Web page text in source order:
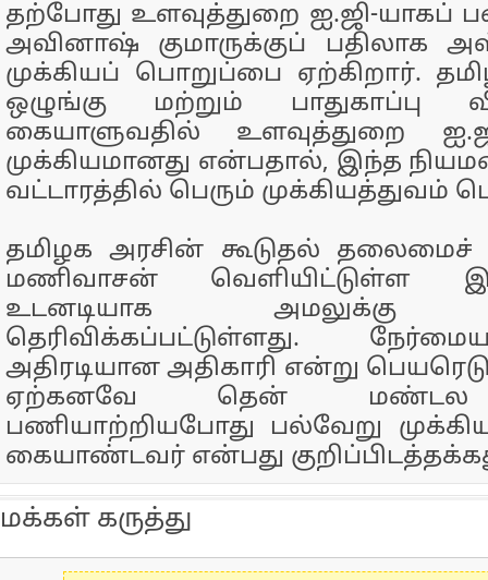
தற்போது உளவுத்துறை ஐ.ஜி-யாகப்
அவினாஷ் குமாருக்குப் பதிலாக
முக்கியப் பொறுப்பை ஏற்கிறார்.
ஒழுங்கு மற்றும் பாதுகாப்பு
கையாளுவதில் உளவுத்துறை
முக்கியமானது என்பதால், இந்த
வட்டாரத்தில் பெரும் முக்கியத்துவம்
தமிழக அரசின் கூடுதல்
மணிவாசன் வெளியிட்டுள்ள
உடனடியாக அமலுக்கு
தெரிவிக்கப்பட்டுள்ளது.
அதிரடியான அதிகாரி என்று
ஏற்கனவே தென் மண்டல
பணியாற்றியபோது பல்வேறு
கையாண்டவர் என்பது
மக்கள் கருத்து